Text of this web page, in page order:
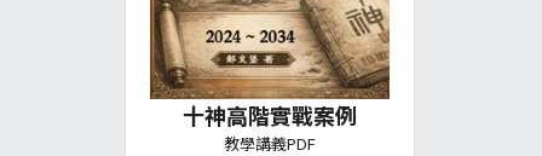
十神高階實戰案例
教學講義PDF